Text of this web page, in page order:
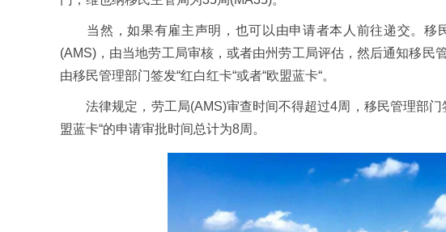
当然，如果有雇主声明，也可以由申请者本人前往递交。移
(AMS)，由当地劳工局审核，或者由州劳工局评估，然后通知移民
由移民管理部门签发“红白红卡“或者“欧盟蓝卡“。
法律规定，劳工局(AMS)审查时间不得超过4周，移民管理部门
盟蓝卡“的申请审批时间总计为8周。